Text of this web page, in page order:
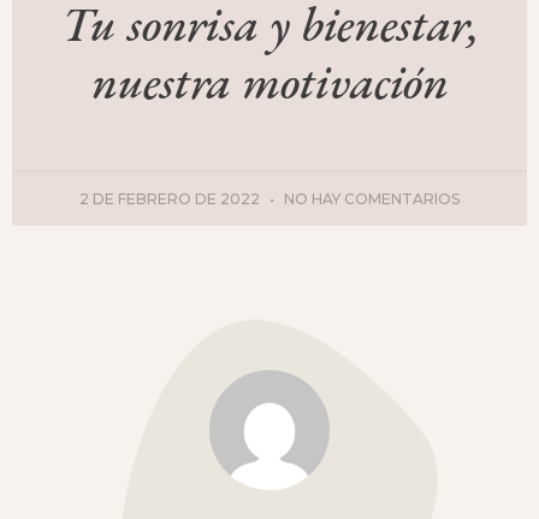
Tu sonrisa y bienestar,
nuestra motivación
2 DE FEBRERO DE 2022 NO HAY COMENTARIOS